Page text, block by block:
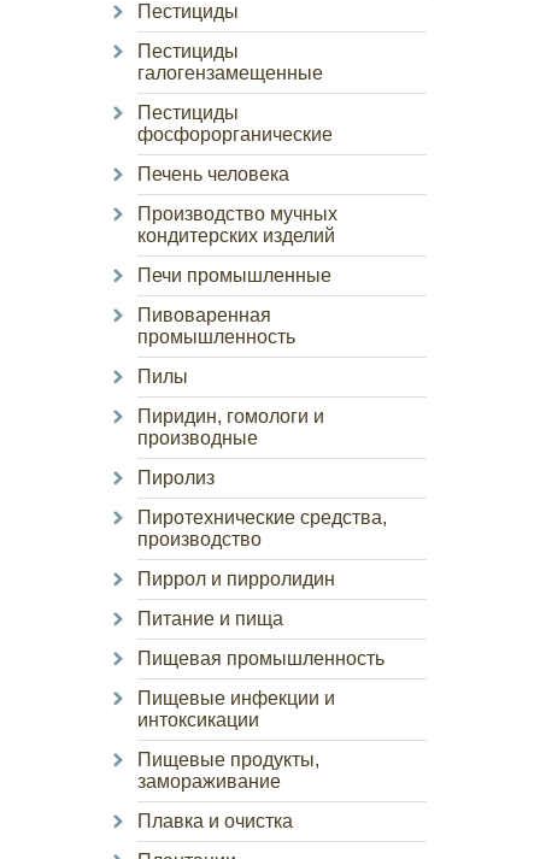
Пестициды
Пестициды
галогензамещенные
Пестициды
фосфорорганические
Печень человека
Производство мучных
кондитерских изделий
Печи промышленные
Пивоваренная
промышленность
Пилы
Пиридин, гомологи и
производные
Пиролиз
Пиротехнические средства,
производство
Пиррол и пирролидин
Питание и пища
Пищевая промышленность
Пищевые инфекции и
интоксикации
Пищевые продукты,
замораживание
Плавка и очистка